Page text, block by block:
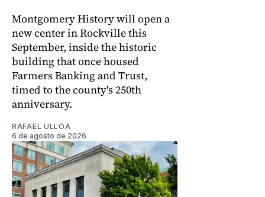
Montgomery History will open a
new center in Rockville this
September, inside the historic
building that once housed
Farmers Banking and Trust,
timed to the county's 250th
anniversary.
RAFAEL ULLOA
6 de agosto de 2026